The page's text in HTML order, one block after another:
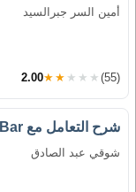
أمين السر جبرالسيد
2.00★★★★★ (55)
شرح التعامل مع StatusBar
شوقي عبد الصادق